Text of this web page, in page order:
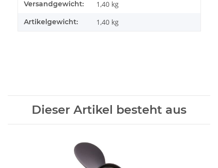
Versandgewicht: 1,40 kg
Artikelgewicht: 1,40 kg
Dieser Artikel besteht aus